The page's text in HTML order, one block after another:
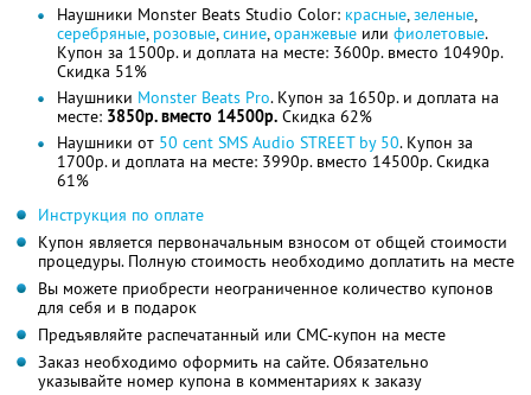
Наушники Monster Beats Studio Color: красные,зеленые,
серебряные, розовые,синие,оранжевые или фиолетовые.
Купон за 1500р. и доплата на месте: 3600р. вместо 10490р.
Скидка 51%
Наушники Monster Beats Pro. Купон за 1650р. и доплата на
месте: 3850р. вместо 14500р. Скидка 62%
Наушники от 50 cent SMS Audio STREET by 50. Купон за
1700р. и доплата на месте: 3990р. вместо 14500р. Скидка
61%
Инструкция по оплате
Купон является первоначальным взносом от общей стоимости
процедуры. Полную стоимость необходимо доплатить на месте
Вы можете приобрести неограниченное количество купонов
для себя и в подарок
Предъявляйте распечатанный или СМС-купон на месте
Заказ необходимо оформить на сайте. Обязательно
указывайте номер купона в комментариях к заказу